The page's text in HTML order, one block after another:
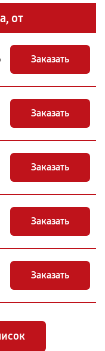
от
Заказать
Заказать
Заказать
Заказать
Заказать